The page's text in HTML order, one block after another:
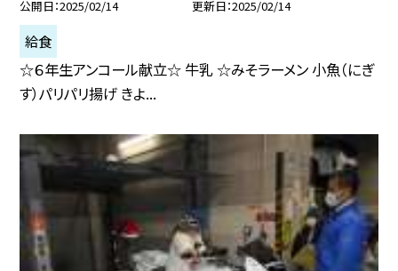
公開日 2025/02/14 更新日 2025/02/14
給食
☆６年生アンコール献立☆ 牛乳 ☆みそラーメン 小魚（にぎ
す）パリパリ揚げ きよ...